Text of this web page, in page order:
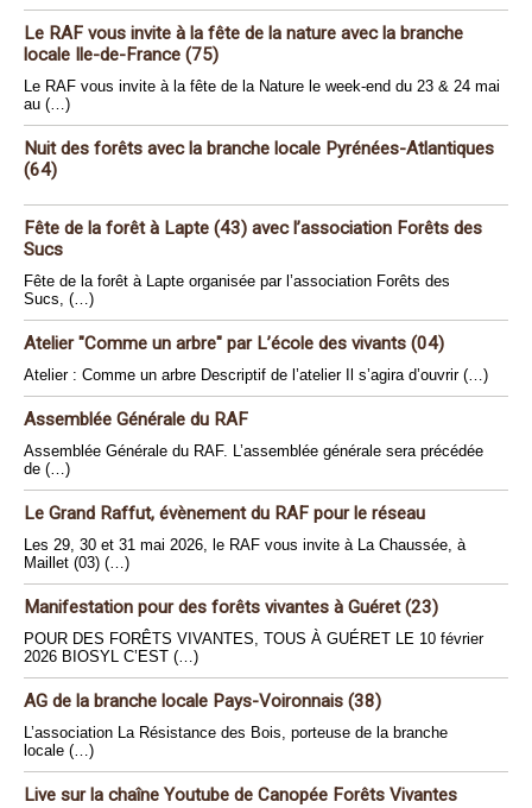
Le RAF vous invite à la fête de la nature avec la branche
locale Ile-de-France (75)
Le RAF vous invite à la fête de la Nature le week-end du 23 & 24 mai
au (…)
Nuit des forêts avec la branche locale Pyrénées-Atlantiques
(64)
Fête de la forêt à Lapte (43) avec l’association Forêts des
Sucs
Fête de la forêt à Lapte organisée par l’association Forêts des
Sucs, (…)
Atelier "Comme un arbre" par L’école des vivants (04)
Atelier : Comme un arbre Descriptif de l’atelier Il s’agira d’ouvrir (…)
Assemblée Générale du RAF
Assemblée Générale du RAF. L’assemblée générale sera précédée
de (…)
Le Grand Raffut, évènement du RAF pour le réseau
Les 29, 30 et 31 mai 2026, le RAF vous invite à La Chaussée, à
Maillet (03) (…)
Manifestation pour des forêts vivantes à Guéret (23)
POUR DES FORÊTS VIVANTES, TOUS À GUÉRET LE 10 février
2026 BIOSYL C’EST (…)
AG de la branche locale Pays-Voironnais (38)
L’association La Résistance des Bois, porteuse de la branche
locale (…)
Live sur la chaîne Youtube de Canopée Forêts Vivantes